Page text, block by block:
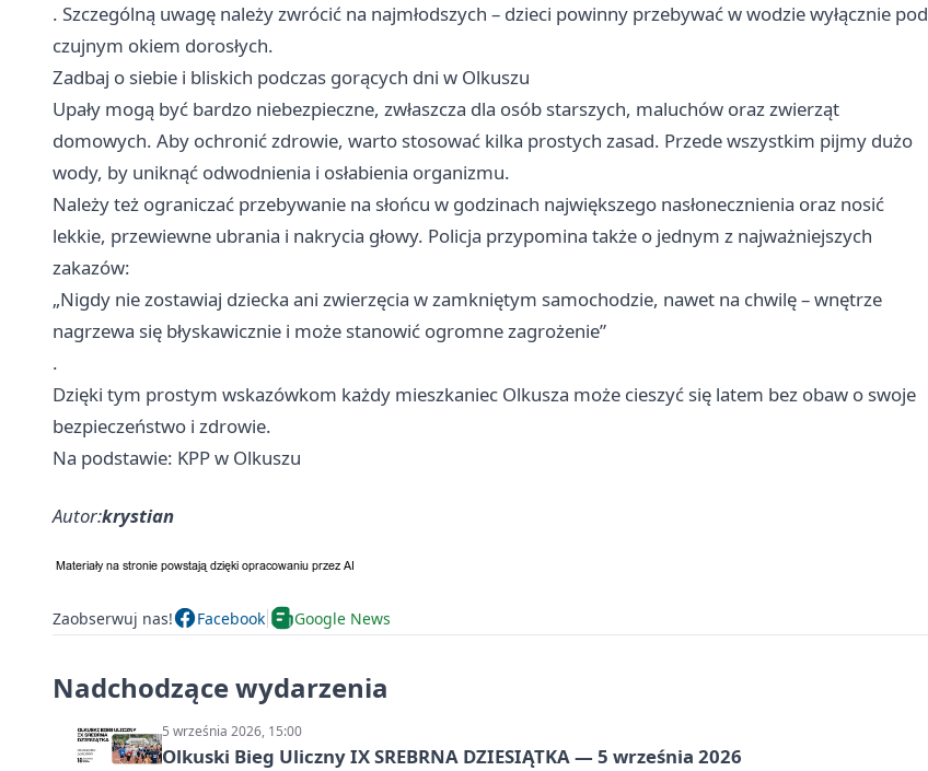
. Szczególną uwagę należy zwrócić na najmłodszych – dzieci powinny przebywać w wodzie wyłącznie pod
czujnym okiem dorosłych.
Zadbaj o siebie i bliskich podczas gorących dni w Olkuszu
Upały mogą być bardzo niebezpieczne, zwłaszcza dla osób starszych, maluchów oraz zwierząt
domowych. Aby ochronić zdrowie, warto stosować kilka prostych zasad. Przede wszystkim pijmy dużo
wody, by uniknąć odwodnienia i osłabienia organizmu.
Należy też ograniczać przebywanie na słońcu w godzinach największego nasłonecznienia oraz nosić
lekkie, przewiewne ubrania i nakrycia głowy. Policja przypomina także o jednym z najważniejszych
zakazów:
„Nigdy nie zostawiaj dziecka ani zwierzęcia w zamkniętym samochodzie, nawet na chwilę – wnętrze
nagrzewa się błyskawicznie i może stanowić ogromne zagrożenie”
.
Dzięki tym prostym wskazówkom każdy mieszkaniec Olkusza może cieszyć się latem bez obaw o swoje
bezpieczeństwo i zdrowie.
Na podstawie: KPP w Olkuszu
Autor:krystian
Zaobserwuj nas! Facebook Google News
Nadchodzące wydarzenia
5 września 2026, 15:00
Olkuski Bieg Uliczny IX SREBRNA DZIESIĄTKA — 5 września 2026